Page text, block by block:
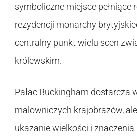
symboliczne miejsce pełniące
rezydencji monarchy
centralny punkt wielu scen
królewskim.
Pałac Buckingham dostarcza
malowniczych krajobrazów,
ukazanie wielkości i znaczenia